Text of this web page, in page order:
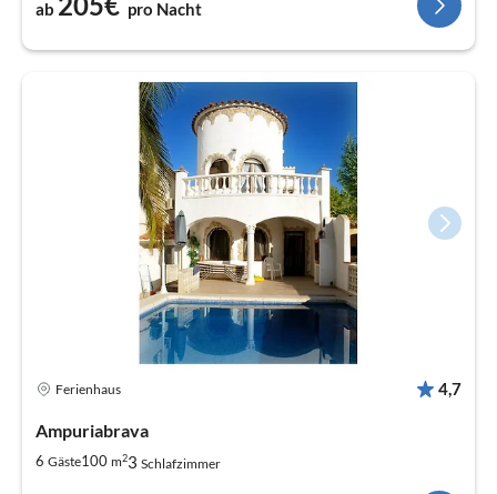
ab pro Nacht
Ferienhaus 4,7
Ampuriabrava
6 Gäste100 m23 Schlafzimmer